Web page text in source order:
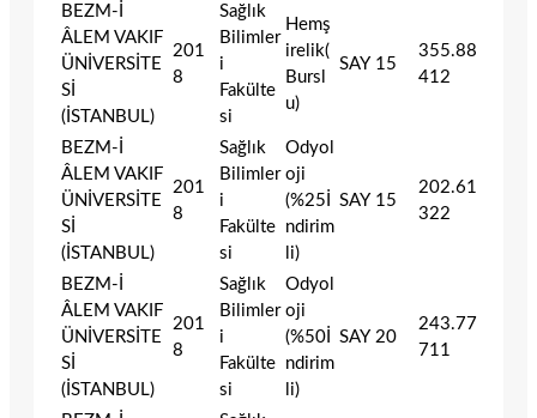
BEZM-İ
ÂLEM VAKIF
ÜNİVERSİTE
Sİ
(İSTANBUL)
201
8
Sağlık
Bilimler
i
Fakülte
si
Hemş
irelik(
Bursl
u)
SAY 15
355.88
412
BEZM-İ
ÂLEM VAKIF
ÜNİVERSİTE
Sİ
(İSTANBUL)
201
8
Sağlık
Bilimler
i
Fakülte
si
Odyol
oji
(%25İ
ndirim
li)
SAY 15
202.61
322
BEZM-İ
ÂLEM VAKIF
ÜNİVERSİTE
Sİ
(İSTANBUL)
201
8
Sağlık
Bilimler
i
Fakülte
si
Odyol
oji
(%50İ
ndirim
li)
SAY 20
243.77
711